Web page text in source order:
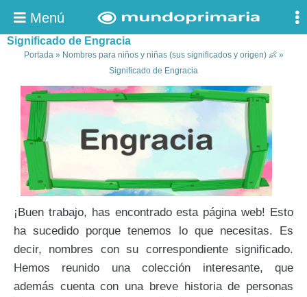
Menú
Significado de Engracia
Portada» Nombres para niños y niñas (sus significados y origen) 👶»
Significado de Engracia
¡Buen trabajo, has encontrado esta página web! Esto
ha sucedido porque tenemos lo que necesitas. Es
decir, nombres con su correspondiente significado.
Hemos reunido una colección interesante, que
además cuenta con una breve historia de personas